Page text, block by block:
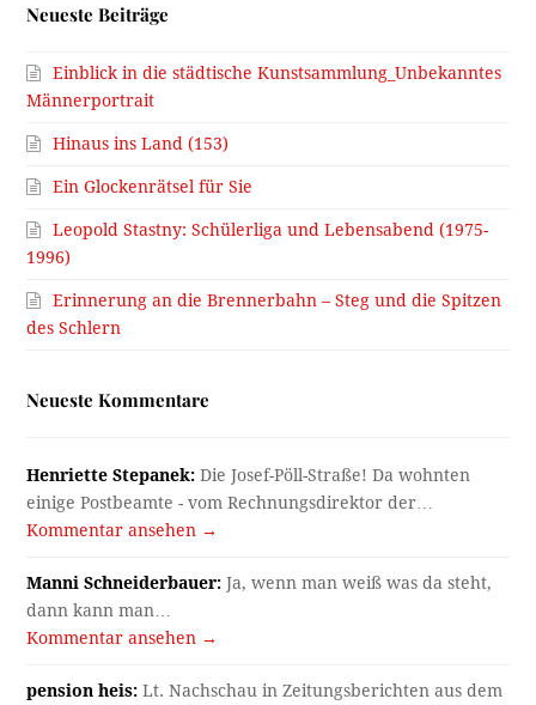
Neueste Beiträge
Einblick in die städtische Kunstsammlung_Unbekanntes
Männerportrait
Hinaus ins Land (153)
Ein Glockenrätsel für Sie
Leopold Stastny: Schülerliga und Lebensabend (1975-
1996)
Erinnerung an die Brennerbahn – Steg und die Spitzen
des Schlern
Neueste Kommentare
Henriette Stepanek: Die Josef-Pöll-Straße! Da wohnten
einige Postbeamte - vom Rechnungsdirektor der…
Kommentar ansehen →
Manni Schneiderbauer: Ja, wenn man weiß was da steht,
dann kann man…
Kommentar ansehen →
pension heis: Lt. Nachschau in Zeitungsberichten aus dem